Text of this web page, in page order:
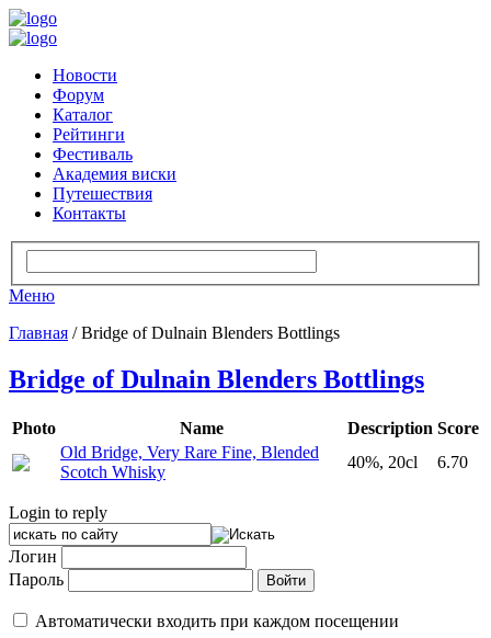
Новости
Форум
Каталог
Рейтинги
Фестиваль
Академия виски
Путешествия
Контакты
Меню
Главная / Bridge of Dulnain Blenders Bottlings
Bridge of Dulnain Blenders Bottlings
Photo Name Description Score
Old Bridge, Very Rare Fine, Blended
Scotch Whisky
40%, 20cl 6.70
Login to reply
Логин
Пароль
Автоматически входить при каждом посещении